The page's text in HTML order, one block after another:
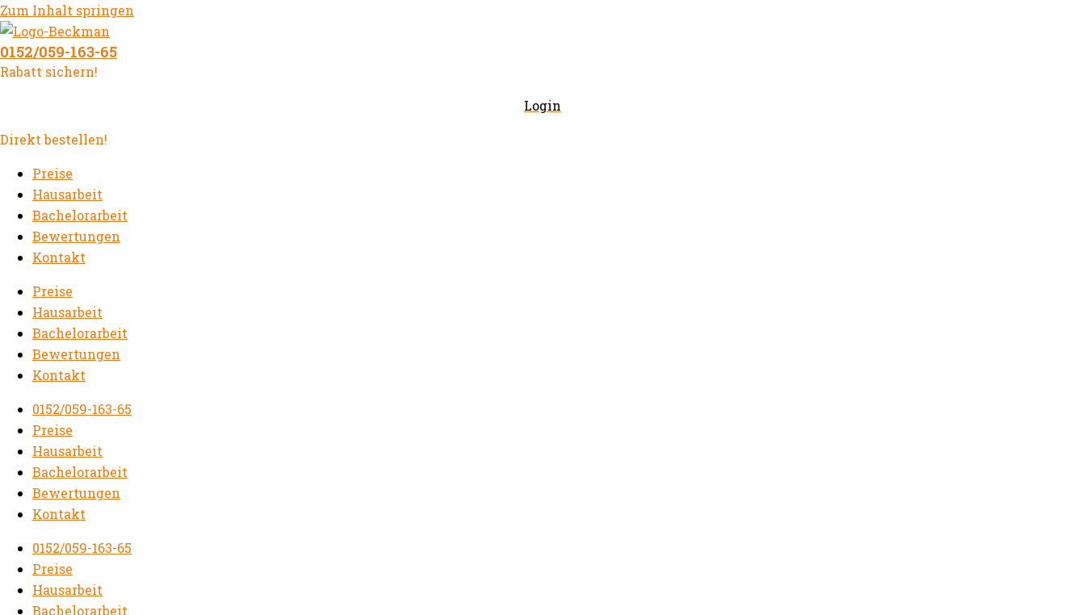
Zum Inhalt springen
0152/059-163-65
Rabatt sichern!
Login
Direkt bestellen!
Preise
Hausarbeit
Bachelorarbeit
Bewertungen
Kontakt
Preise
Hausarbeit
Bachelorarbeit
Bewertungen
Kontakt
0152/059-163-65
Preise
Hausarbeit
Bachelorarbeit
Bewertungen
Kontakt
0152/059-163-65
Preise
Hausarbeit
Bachelorarbeit